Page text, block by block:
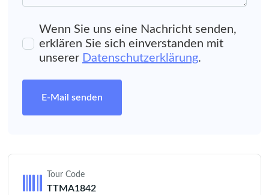
Wenn Sie uns eine Nachricht senden,
erklären Sie sich einverstanden mit
unserer Datenschutzerklärung.
E-Mail senden
Tour Code
TTMA1842